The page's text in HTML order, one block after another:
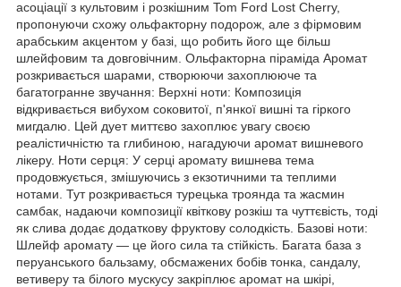
асоціації з культовим і розкішним Tom Ford Lost Cherry,
пропонуючи схожу ольфакторну подорож, але з фірмовим
арабським акцентом у базі, що робить його ще більш
шлейфовим та довговічним. Ольфакторна піраміда Аромат
розкривається шарами, створюючи захоплююче та
багатогранне звучання: Верхні ноти: Композиція
відкривається вибухом соковитої, п'янкої вишні та гіркого
мигдалю. Цей дует миттєво захоплює увагу своєю
реалістичністю та глибиною, нагадуючи аромат вишневого
лікеру. Ноти серця: У серці аромату вишнева тема
продовжується, змішуючись з екзотичними та теплими
нотами. Тут розкривається турецька троянда та жасмин
самбак, надаючи композиції квіткову розкіш та чуттєвість, тоді
як слива додає додаткову фруктову солодкість. Базові ноти:
Шлейф аромату — це його сила та стійкість. Багата база з
перуанського бальзаму, обсмажених бобів тонка, сандалу,
ветиверу та білого мускусу закріплює аромат на шкірі,